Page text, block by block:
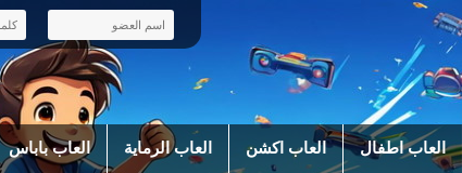
العاب اطفال العاب اكشن العاب الرماية العاب باباس